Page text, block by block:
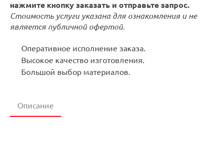
нажмите кнопку заказать и отправьте запрос.
Стоимость услуги указана для ознакомления и не
является публичной офертой.
Оперативное исполнение заказа.
Высокое качество изготовления.
Большой выбор материалов.
Описание